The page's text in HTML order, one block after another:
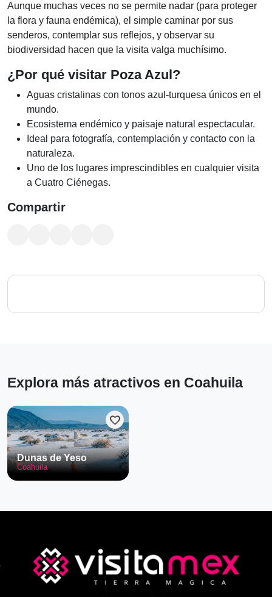
Aunque muchas veces no se permite nadar (para proteger
la flora y fauna endémica), el simple caminar por sus
senderos, contemplar sus reflejos, y observar su
biodiversidad hacen que la visita valga muchísimo.
¿Por qué visitar Poza Azul?
Aguas cristalinas con tonos azul-turquesa únicos en el
mundo.
Ecosistema endémico y paisaje natural espectacular.
Ideal para fotografía, contemplación y contacto con la
naturaleza.
Uno de los lugares imprescindibles en cualquier visita
a Cuatro Ciénegas.
Compartir
Explora más atractivos en Coahuila
favorite
Dunas de Yeso
Coahuila